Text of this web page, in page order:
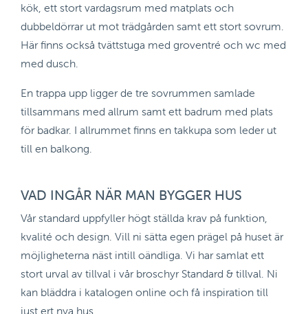
kök, ett stort vardagsrum med matplats och
dubbeldörrar ut mot trädgården samt ett stort sovrum.
Här finns också tvättstuga med groventré och wc med
med dusch.
En trappa upp ligger de tre sovrummen samlade
tillsammans med allrum samt ett badrum med plats
för badkar. I allrummet finns en takkupa som leder ut
till en balkong.
VAD INGÅR NÄR MAN BYGGER HUS
Vår standard uppfyller högt ställda krav på funktion,
kvalité och design. Vill ni sätta egen prägel på huset är
möjligheterna näst intill oändliga. Vi har samlat ett
stort urval av tillval i vår broschyr Standard & tillval. Ni
kan bläddra i katalogen online och få inspiration till
just ert nya hus.